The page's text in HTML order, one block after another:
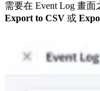
需要在 Event Log 畫
Export to CSV 或